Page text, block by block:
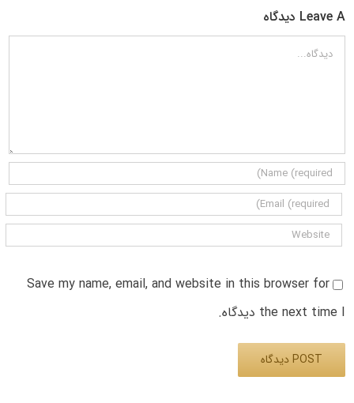
Leave A دیدگاه
دیدگاه
Save my name, email, and website in this browser for
the next time I دیدگاه.